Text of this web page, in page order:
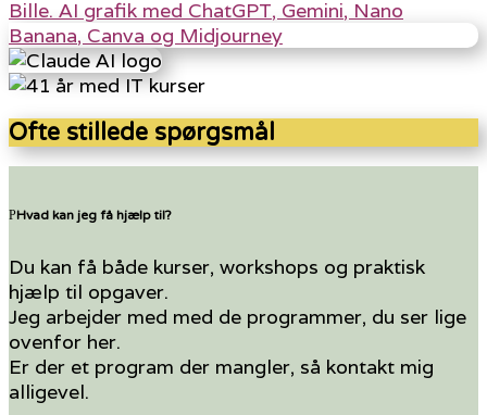
Ofte stillede spørgsmål
Hvad kan jeg få hjælp til?
Du kan få både kurser, workshops og praktisk
hjælp til opgaver.
Jeg arbejder med med de programmer, du ser lige
ovenfor her.
Er der et program der mangler, så kontakt mig
alligevel.